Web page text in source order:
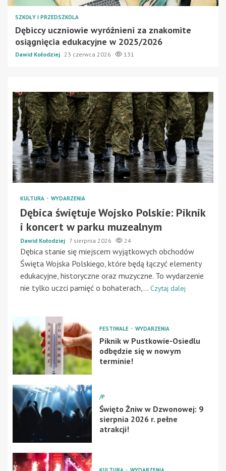
SZKOŁY I PRZEDSZKOLA
Dębiccy uczniowie wyróżnieni za znakomite
osiągnięcia edukacyjne w 2025/2026
Dawid Kołodziej 23 czerwca 2026 131
KULTURA WYDARZENIA
Dębica świętuje Wojsko Polskie: Piknik
i koncert w parku muzealnym
Dawid Kołodziej 7 sierpnia 2026 24
Dębica stanie się miejscem wyjątkowych obchodów
Święta Wojska Polskiego, które będą łączyć elementy
edukacyjne, historyczne oraz muzyczne. To wydarzenie
nie tylko uczci pamięć o bohaterach,... Czytaj dalej
FESTIWALE WYDARZENIA
Piknik w Pustkowie-Osiedlu
odbędzie się w nowym
terminie!
/P
Święto Żniw w Dzwonowej: 9
sierpnia 2026 r. pełne
atrakcji!